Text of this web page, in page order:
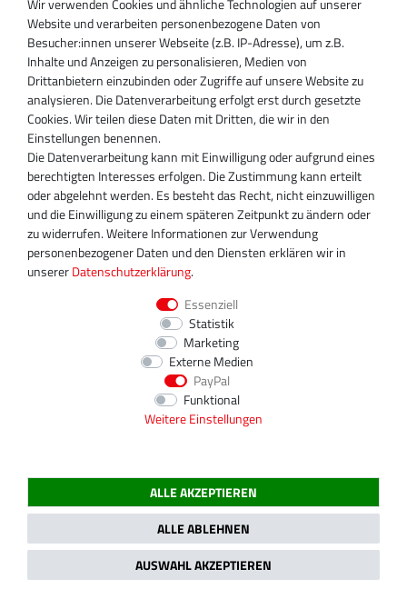
315489
315495
316057
316062
316428
316756
802278
4027901
4027901D
4031064
4031064H
Vergleichsnummer:
0060963599
0050965399
* Alle Angaben ohne Gewähr. Die Angaben haben keinen
Anspruch auf Vollständigkeit oder Richtigkeit.
Wir verwenden Cookies und ähnliche Technologien auf unserer
Website und verarbeiten personenbezogene Daten von
Besucher:innen unserer Webseite (z.B. IP-Adresse), um z.B.
Inhalte und Anzeigen zu personalisieren, Medien von
Drittanbietern einzubinden oder Zugriffe auf unsere Website zu
analysieren. Die Datenverarbeitung erfolgt erst durch gesetzte
Cookies. Wir teilen diese Daten mit Dritten, die wir in den
Einstellungen benennen.
Die Datenverarbeitung kann mit Einwilligung oder aufgrund eines
berechtigten Interesses erfolgen. Die Zustimmung kann erteilt
oder abgelehnt werden. Es besteht das Recht, nicht einzuwilligen
und die Einwilligung zu einem späteren Zeitpunkt zu ändern oder
zu widerrufen. Weitere Informationen zur Verwendung
personenbezogener Daten und den Diensten erklären wir in
unsererDaten­schutz­erklärung.
Essenziell
Statistik
Marketing
Externe Medien
PayPal
Funktional
Weitere Einstellungen
ALLE AKZEPTIEREN
ALLE ABLEHNEN
AUSWAHL AKZEPTIEREN